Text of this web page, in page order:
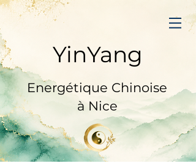
Prendre RDV
YinYang
Energétique Chinoise
à Nice